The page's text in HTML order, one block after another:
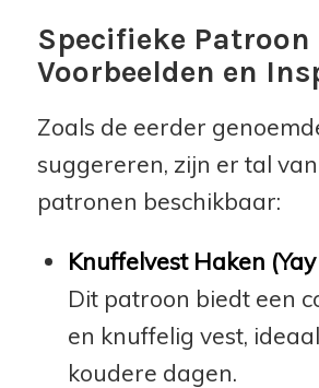
Specifieke Patroon
Voorbeelden en
Zoals de eerder
suggereren, zijn er tal
patronen beschikbaar:
Knuffelvest Haken
Dit patroon biedt een
en knuffelig vest,
koudere dagen.